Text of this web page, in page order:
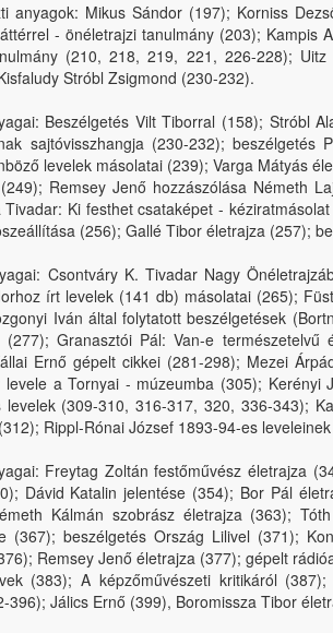
anyagok: Mikus Sándor (197); Korniss
- önéletrajzi tanulmány (203);
(210, 218, 219, 221, 226-228);
Stróbl Zsigmond (230-232).
Beszélgetés Vilt Tiborral (158); Stróbl
sajtóvisszhangja (230-232);
levelek másolatai (239); Varga Mátyás
Remsey Jenő hozzászólása Németh
Tivadar: Ki festhet csataképet -
(256); Gallé Tibor életrajza (257);
Csontváry K. Tivadar Nagy
írt levelek (141 db) másolatai (265);
Iván által folytatott beszélgetések
(277); Granasztói Pál: Van-e
Ernő gépelt cikkei (281-298); Mezei
levele a Tornyai - múzeumba (305);
(309-310, 316-317, 320, 336-343);
Rippl-Rónai József 1893-94-es
Freytag Zoltán festőművész életrajza
Dávid Katalin jelentése (354); Bor Pál
Kálmán szobrász életrajza (363);
(367); beszélgetés Ország Lilivel (371);
Remsey Jenő életrajza (377); gépelt
(383); A képzőművészeti kritikáról
396); Jálics Ernő (399), Boromissza Tibor